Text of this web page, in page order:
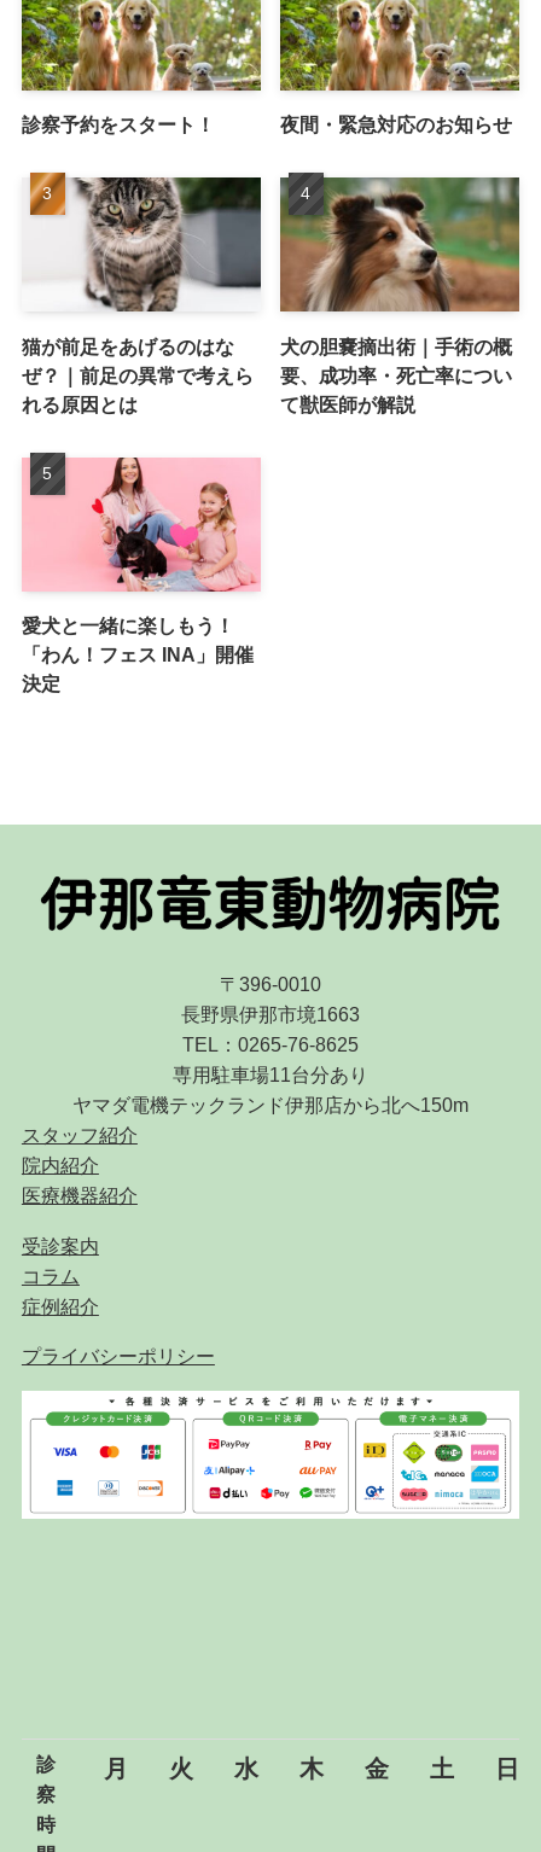
診察予約をスタート！ 夜間・緊急対応のお知らせ
猫が前足をあげるのはな
ぜ？｜前足の異常で考えら
れる原因とは
犬の胆嚢摘出術｜手術の概
要、成功率・死亡率につい
て獣医師が解説
愛犬と一緒に楽しもう！
「わん！フェス INA」開催
決定
〒396-0010
長野県伊那市境1663
TEL：0265-76-8625
専用駐車場11台分あり
ヤマダ電機テックランド伊那店から北へ150m
スタッフ紹介
院内紹介
医療機器紹介
受診案内
コラム
症例紹介
プライバシーポリシー
診
察
時
月 火 水 木 金 土 日